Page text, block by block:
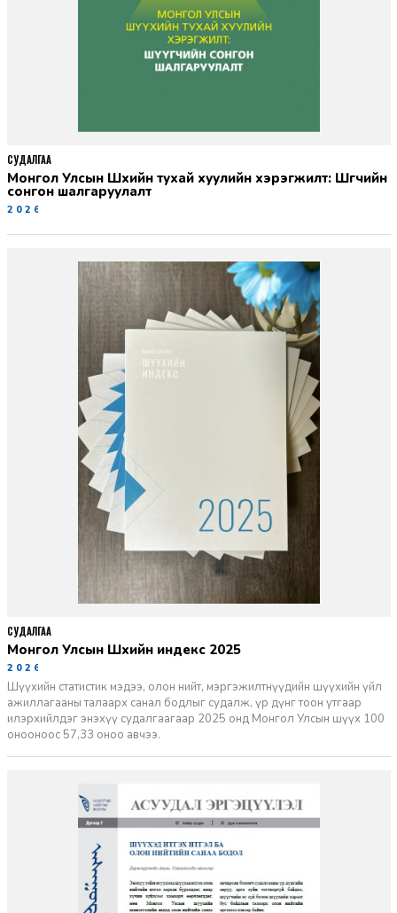
Монгол Улсын Шүүхийн тухай хуулийн хэрэгжилт: Шүүгчийн
сонгон шалгаруулалт
2026-06-19
СУДАЛГАА
Монгол Улсын Шүүхийн индекс 2025
2026-06-11
Шүүхийн статистик мэдээ, олон нийт, мэргэжилтнүүдийн шүүхийн үйл
ажиллагааны талаарх санал бодлыг судалж, үр дүнг тоон утгаар
илэрхийлдэг энэхүү судалгаагаар 2025 онд Монгол Улсын шүүх 100
онооноос 57,33 оноо авчээ.
СУДАЛГАА